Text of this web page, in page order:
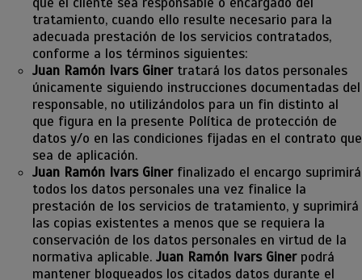
tratamiento, cuando ello resulte necesario para la
adecuada prestación de los servicios contratados,
conforme a los términos siguientes:
Juan Ramón Ivars Ginertratará los datos personales
únicamente siguiendo instrucciones documentadas del
responsable, no utilizándolos para un fin distinto al
que figura en la presente Política de protección de
datos y/o en las condiciones fijadas en el contrato que
sea de aplicación.
Juan Ramón Ivars Ginerfinalizado el encargo suprimirá
todos los datos personales una vez finalice la
prestación de los servicios de tratamiento, y suprimirá
las copias existentes a menos que se requiera la
conservación de los datos personales en virtud de la
normativa aplicable. Juan Ramón Ivars Ginerpodrá
mantener bloqueados los citados datos durante el